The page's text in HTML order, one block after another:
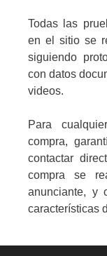
Todas las
en el sitio se
siguiendo
con datos
videos.
Para
compra,
contactar
compra se
anunciante, y
características